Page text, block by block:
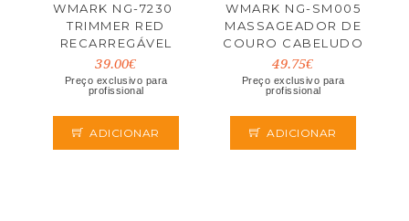
WMARK NG-7230 
TRIMMER RED
RECARREGÁVEL
39.00€
Preço exclusivo para
profissional
ADICIONAR
WMARK NG-SM005
MASSAGEADOR DE
COURO CABELUDO
49.75€
Preço exclusivo para
profissional
ADICIONAR